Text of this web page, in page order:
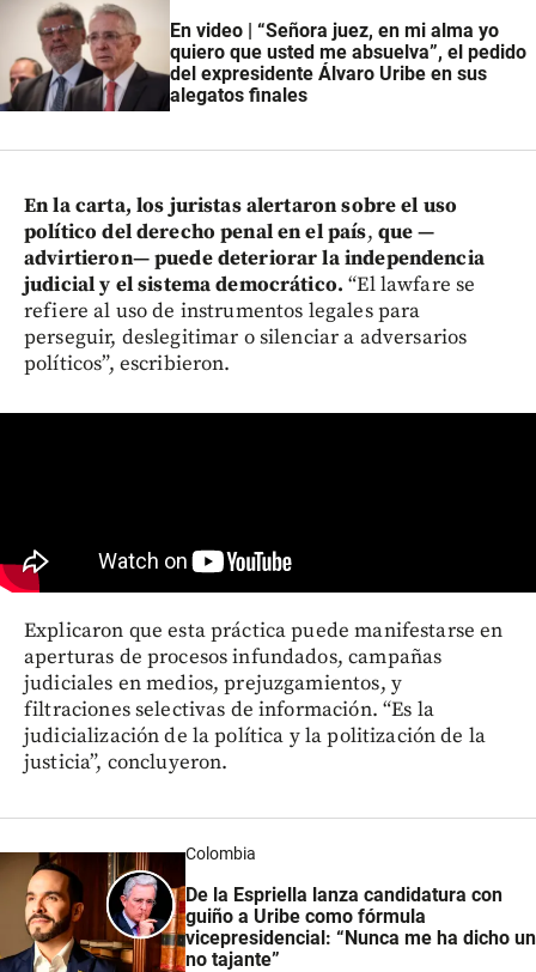
En video | “Señora juez, en mi alma yo
quiero que usted me absuelva”, el pedido
del expresidente Álvaro Uribe en sus
alegatos finales
En la carta, los juristas alertaron sobre el uso
político del derecho penal en el país, que —
advirtieron— puede deteriorar la independencia
judicial y el sistema democrático.“El lawfare se
refiere al uso de instrumentos legales para
perseguir, deslegitimar o silenciar a adversarios
políticos”, escribieron.
Explicaron que esta práctica puede manifestarse en
aperturas de procesos infundados, campañas
judiciales en medios, prejuzgamientos, y
filtraciones selectivas de información. “Es la
judicialización de la política y la politización de la
justicia”, concluyeron.
Colombia
De la Espriella lanza candidatura con
guiño a Uribe como fórmula
vicepresidencial: “Nunca me ha dicho un
no tajante”